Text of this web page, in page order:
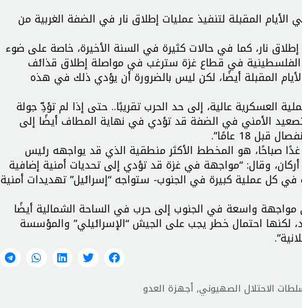
المقبلة لتنفيذ عمليات إطلاق نار في الضفة الغربية من
نار، كما في حالات كثيرة في السنة الأخيرة، خاصة على ضوء
الفلسطينية في قطاع غزة سترغب في مواصلة إطلاق قذائف
المقبلة أيضًا، لكن ليس بالضرورة أن يؤدي ذلك في هذه
العسكرية عالية، إلى حد الحرب تقريبًا.. حتى إذا لم تؤدِّ جولة
الأمني في الضفة قد تؤدي في نهاية المطاف أيضًا إلى
18 عامًا”.
صباحًا، هو المخطط الأكثر منطقية الذي قد يواجهه رئيس
وقال: “مواجهة في غزة قد تؤدي إلى تحديات أمنية إضافية
كل عملية كبيرة في الجنوب- ستواجه “إسرائيل” تهديدات أمنية
مواجهة واسعة في الجنوب إلى حرب في الساحة الشمالية أيضًا
لكنها احتمال خطر يجب على الجيش “الإسرائيلي” والمؤسسة
الاحتلال الصهيوني, أجهزة العدو